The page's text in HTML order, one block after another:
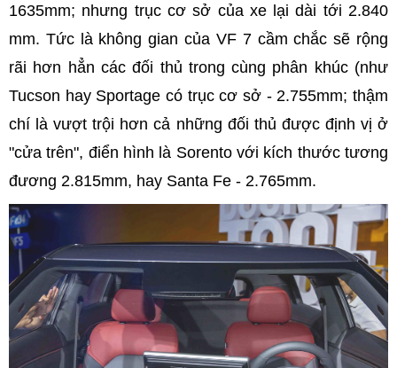
1635mm; nhưng trục cơ sở của xe lại dài tới 2.840
mm. Tức là không gian của VF 7 cầm chắc sẽ rộng
rãi hơn hẳn các đối thủ trong cùng phân khúc (như
Tucson hay Sportage có trục cơ sở - 2.755mm; thậm
chí là vượt trội hơn cả những đối thủ được định vị ở
"cửa trên", điển hình là Sorento với kích thước tương
đương 2.815mm, hay Santa Fe - 2.765mm.